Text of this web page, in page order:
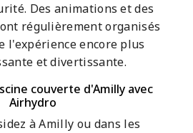
Des animations et des
régulièrement organisés
l'expérience encore plus
et divertissante.
couverte d'Amilly avec
Airhydro
à Amilly ou dans les